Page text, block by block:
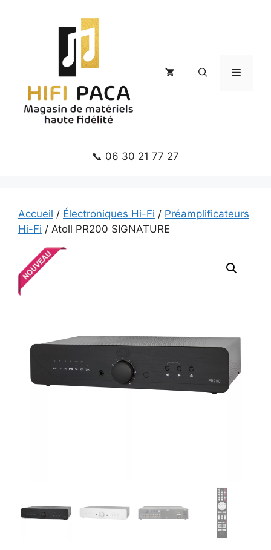
Menu
📞 06 30 21 77 27
Accueil / Électroniques Hi-Fi / Préamplificateurs
Hi-Fi / Atoll PR200 SIGNATURE